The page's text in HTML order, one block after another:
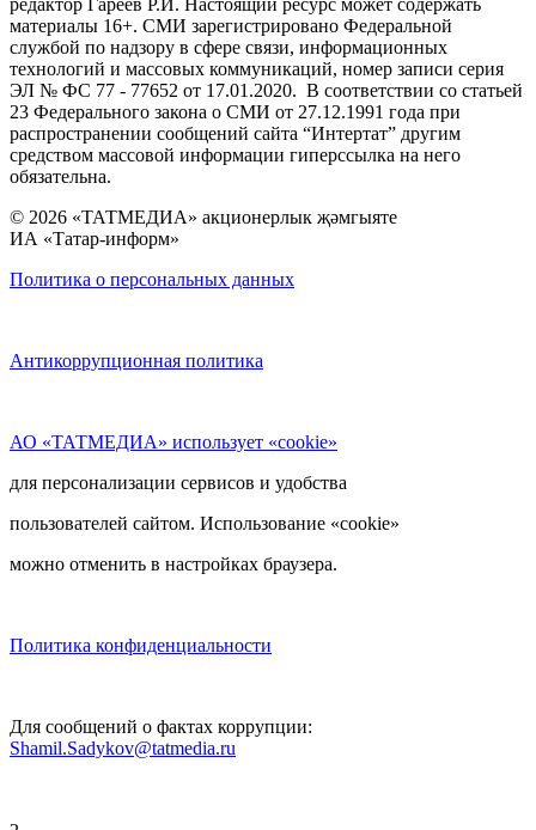
материалы 16+. СМИ зарегистрировано Федеральной
службой по надзору в сфере связи, информационных
технологий и массовых коммуникаций, номер записи серия
ЭЛ № ФС 77 - 77652 от 17.01.2020. В соответствии со статьей
23 Федерального закона о СМИ от 27.12.1991 года при
распространении сообщений сайта “Интертат” другим
средством массовой информации гиперссылка на него
обязательна.
© 2026 «ТАТМЕДИА» акционерлык җәмгыяте
ИА «Татар-информ»
Политика о персональных данных
Антикоррупционная политика
АО «ТАТМЕДИА» использует «cookie»
для персонализации сервисов и удобства
пользователей сайтом. Использование «cookie»
можно отменить в настройках браузера.
Политика конфиденциальности
Для сообщений о фактах коррупции:
Shamil.Sadykov@tatmedia.ru